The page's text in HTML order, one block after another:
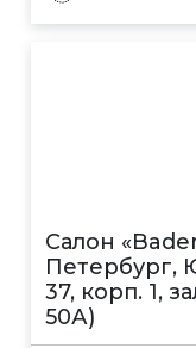
Салон
Петербург,
37, корп. 1,
50А)